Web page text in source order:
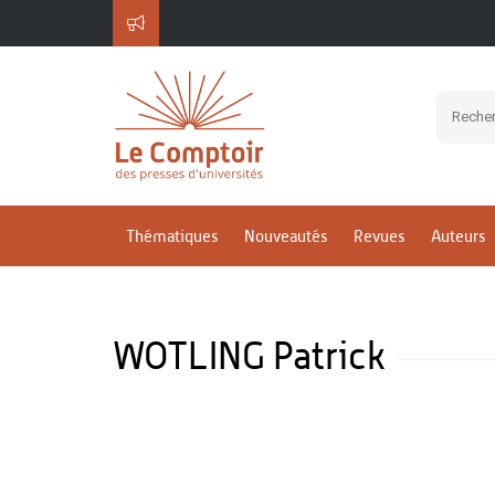
Thématiques Nouveautés Revues Auteurs
WOTLING Patrick